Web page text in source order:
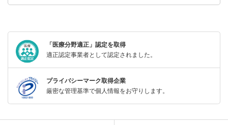
「医療分野適正」認定を取得
適正認定事業者として認定されました。
プライバシーマーク取得企業
厳密な管理基準で個人情報をお守りします。